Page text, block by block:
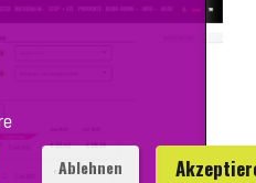
Ablehnen